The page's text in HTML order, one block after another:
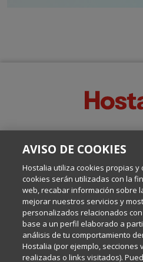
Escrito por el equipo de
Internet y
Política de
Política de
AVISO DE COOKIES
Hostalia utiliza cookies propias y
cookies serán utilizadas con la
web, recabar información sobre
mejorar nuestros servicios y
personalizados relacionados
base a un perfil elaborado a
análisis de tu comportamiento
Hostalia (por ejemplo, secciones
realizadas o links visitados).